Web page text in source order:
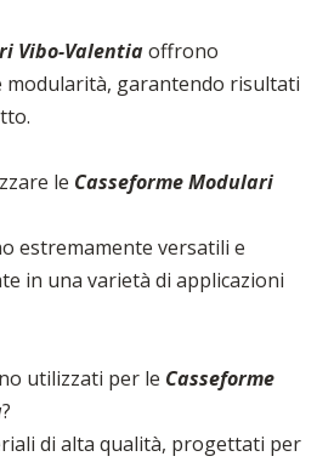
Vibo-Valentiaoffrono
modularità, garantendo risultati
le Casseforme Modulari
estremamente versatili e
in una varietà di applicazioni
utilizzati per le Casseforme
?
di alta qualità, progettati per